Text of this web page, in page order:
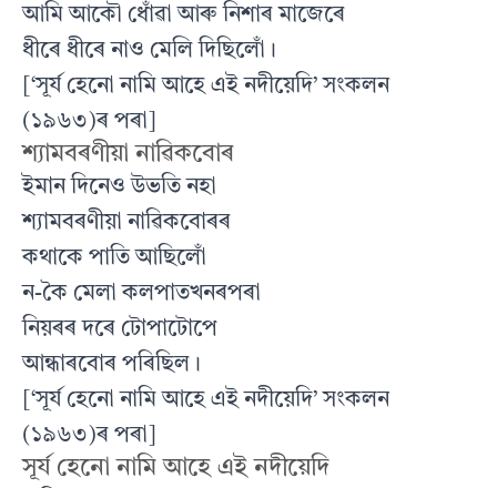
আমি আকৌ ধোঁৱা আৰু নিশাৰ মাজেৰে
ধীৰে ধীৰে নাও মেলি দিছিলোঁ।
[‘সূৰ্য হেনো নামি আহে এই নদীয়েদি’ সংকলন
(১৯৬৩)ৰ পৰা]
শ্যামবৰণীয়া নাৱিকবোৰ
ইমান দিনেও উভতি নহা
শ্যামবৰণীয়া নাৱিকবোৰৰ
কথাকে পাতি আছিলোঁ
ন-কৈ মেলা কলপাতখনৰপৰা
নিয়ৰৰ দৰে টোপাটোপে
আন্ধাৰবোৰ পৰিছিল।
[‘সূৰ্য হেনো নামি আহে এই নদীয়েদি’ সংকলন
(১৯৬৩)ৰ পৰা]
সূৰ্য হেনো নামি আহে এই নদীয়েদি